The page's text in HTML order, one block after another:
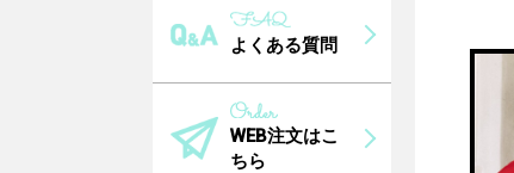
よくある質問
WEB注文はこ
ちら